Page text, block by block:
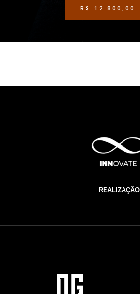
R$ 12.800,00
REALIZAÇÃO